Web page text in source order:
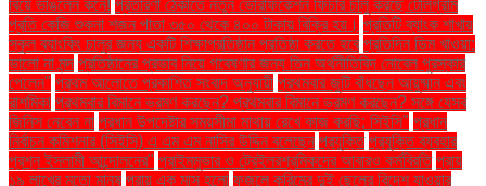
বিয়ে ভাঙলেন কনে! প্রতারণা ঠেকাতে নতুন ভেরিফিকেশন ফিচার চালু করছে টেলিগ্রাম
প্রতি কেজি শুকনা শজন পাতা ৩৫০ থেকে ৪০০ টাকায় বিক্রি হয়। প্রতিটি ব্যাংক শাখায়
স্কুল ব্যাংকিং চালুর জন্য একটি শিক্ষাপ্রতিষ্ঠান প্রতিষ্ঠা করতে হবে প্রতিদিন ডিম খাওয়া:
ভালো না মন্দ প্রতিষ্ঠানের প্রভাব নিয়ে গবেষণার জন্য তিন অর্থনীতিবিদ নোবেল পুরস্কার
পেলেন" প্রথম আলোতে প্রকাশিত সংবাদ অনুযায়ী প্রথমবার জুটি বাঁধছেন আয়ুষ্মান এবং
রাশমিকা প্রথমবার বিমানে ভ্রমণ করছেন? প্রথমবার বিমানে ভ্রমণ করছেন? সঙ্গে যেসব
জিনিস নেবেন না প্রধান উপদেষ্টার সময়সীমা মাথায় রেখে কাজ করছি: সিইসি" প্রধান
নির্বাচন কমিশনার (সিইসি) এ এম এম নাসির উদ্দিন বলেছেন প্রযুক্তি প্রযুক্তি ব্যবহার
প্রশ্ন ইসলামী আন্দোলনের" প্রাইমমুভার ও ট্রেইলরশ্রমিকদের আবারও কর্মবিরতি প্রায়
১৯ লাখের মতো মানুষ প্রায় এক মাস হলো ফজলে করিমের দুই ছেলের বিদেশ যাওয়ার